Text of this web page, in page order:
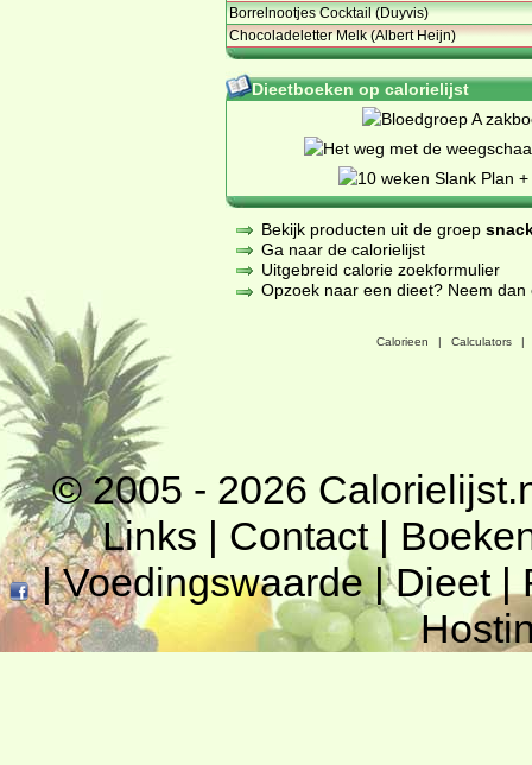
Borrelnootjes Cocktail (Duyvis)
Chocoladeletter Melk (Albert Heijn)
Dieetboeken op calorielijst
Bekijk producten uit de groep
Ga naar de calorielijst
Uitgebreid calorie zoekformulier
Opzoek naar een dieet? Neem
Calorieen | Calculators |
© 2005 - 2026
Links | Contact|
|Voedingswaarde|Dieet|